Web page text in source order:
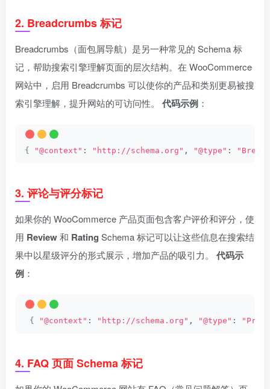
2. Breadcrumbs 标记
Breadcrumbs（面包屑导航）是另一种常见的 Schema 标
记，帮助搜索引擎理解页面的层次结构。在 WooCommerce
网站中，启用 Breadcrumbs 可以使你的产品和类别更易被搜
索引擎理解，提升网站的可访问性。 代码示例 ：
{ "@context" : "http://schema.org" , "@type" :
3. 评论与评分标记
如果你的 WooCommerce 产品页面包含客户评价和评分，使
用 Review和 Rating Schema 标记可以让这些信息在搜索结
果中以星级评分的形式展示，增加产品的吸引力。 代码示
例 ：
{ "@context" : "http://schema.org" , "@type" :
4. FAQ 页面 Schema 标记